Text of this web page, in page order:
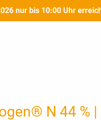
nur bis 10:00 Uhr
N 44 %